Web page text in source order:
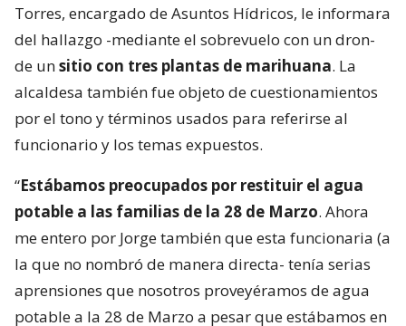
Torres, encargado de Asuntos Hídricos, le informara
del hallazgo -mediante el sobrevuelo con un dron-
de unsitio con tres plantas de marihuana. La
alcaldesa también fue objeto de cuestionamientos
por el tono y términos usados para referirse al
funcionario y los temas expuestos.
“Estábamos preocupados por restituir el agua
potable a las familias de la 28 de Marzo. Ahora
me entero por Jorge también que esta funcionaria (a
la que no nombró de manera directa- tenía serias
aprensiones que nosotros proveyéramos de agua
potable a la 28 de Marzo a pesar que estábamos en